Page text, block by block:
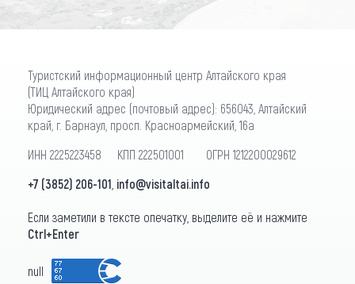
Туристский информационный центр Алтайского края
(ТИЦ Алтайского края)
Юридический адрес (почтовый адрес): 656043, Алтайский
край, г. Барнаул, просп. Красноармейский, 16а
ИНН 2225223458 КПП 222501001 ОГРН 1212200029612
+7 (3852) 206-101 info@visitaltai.info
Если заметили в тексте опечатку, выделите её и нажмите
Ctrl+Enter
null